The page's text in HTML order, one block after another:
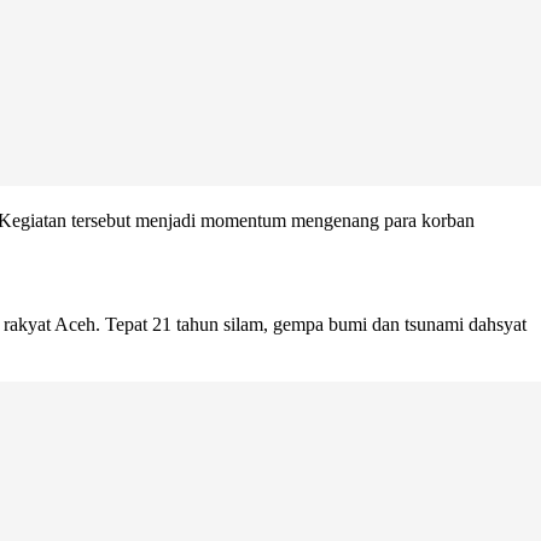
tersebut menjadi momentum mengenang para korban
Aceh. Tepat 21 tahun silam, gempa bumi dan tsunami dahsyat